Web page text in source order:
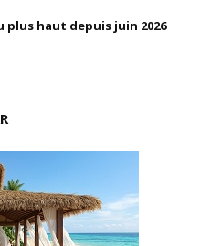
plus haut depuis juin 2026